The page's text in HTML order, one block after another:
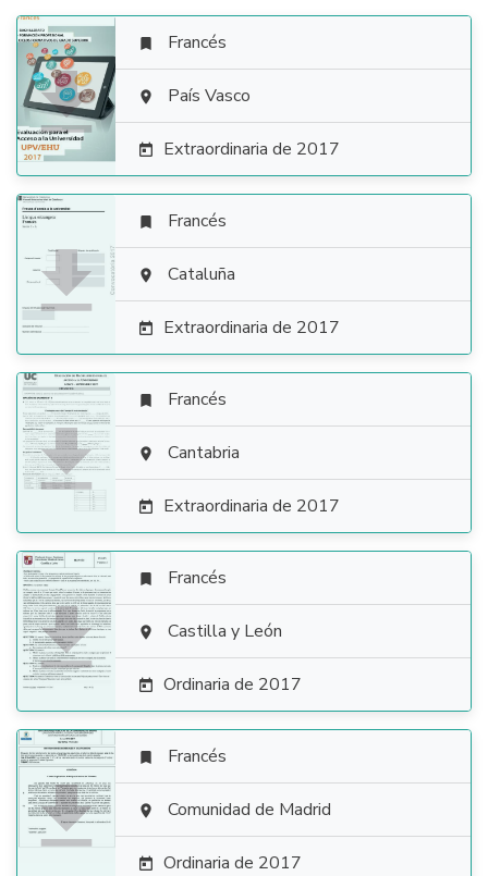

 Francés
 País Vasco
 Extraordinaria de 2017

 Francés
 Cataluña
 Extraordinaria de 2017

 Francés
 Cantabria
 Extraordinaria de 2017

 Francés
 Castilla y León
 Ordinaria de 2017

 Francés
 Comunidad de Madrid
 Ordinaria de 2017